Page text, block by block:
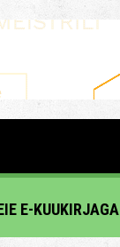
E-KUUKIRJAGA